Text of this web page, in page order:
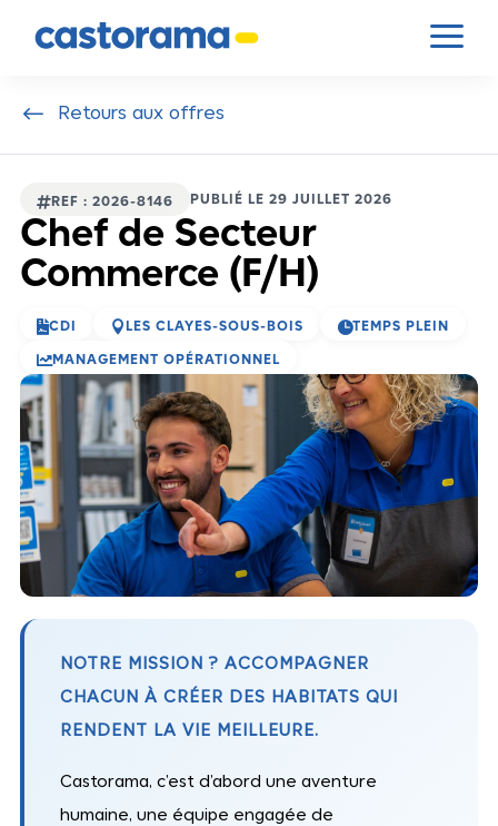
a
# Retours aux offres
REF : 2026-8146 PUBLIÉ LE 29 JUILLET 2026
Chef de Secteur
Commerce (F/H)
CDI  LES CLAYES-SOUS-BOIS TEMPS PLEIN
MANAGEMENT OPÉRATIONNEL
NOTRE MISSION ? ACCOMPAGNER
CHACUN À CRÉER DES HABITATS QUI
RENDENT LA VIE MEILLEURE.
Castorama, c’est d’abord une aventure
humaine, une équipe engagée de